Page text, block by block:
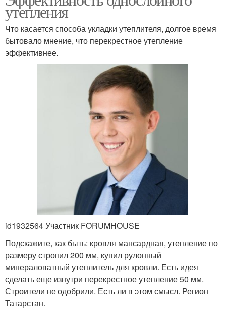
утепления
Что касается способа укладки утеплителя, долгое время
бытовало мнение, что перекрестное утепление
эффективнее.
id1932564 Участник FORUMHOUSE
Подскажите, как быть: кровля мансардная, утепление по
размеру стропил 200 мм, купил рулонный
минераловатный утеплитель для кровли. Есть идея
сделать еще изнутри перекрестное утепление 50 мм.
Строители не одобрили. Есть ли в этом смысл. Регион
Татарстан.